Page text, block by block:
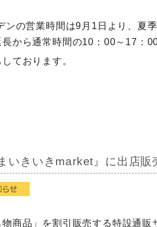
ンの営業時間は9月1日より、夏
長から通常時間の10：00～17：
ております。
いきいきmarket』に出店販
商品」を割引販売する特設通販